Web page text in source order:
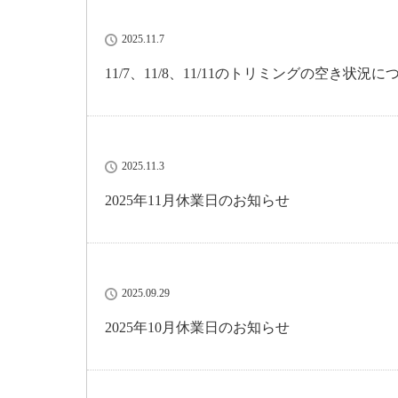
2025.11.7
11/7、11/8、11/11のトリミングの空き状況に
2025.11.3
2025年11月休業日のお知らせ
2025.09.29
2025年10月休業日のお知らせ